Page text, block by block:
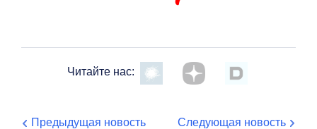
Читайте нас:
Предыдущая новость Следующая новость